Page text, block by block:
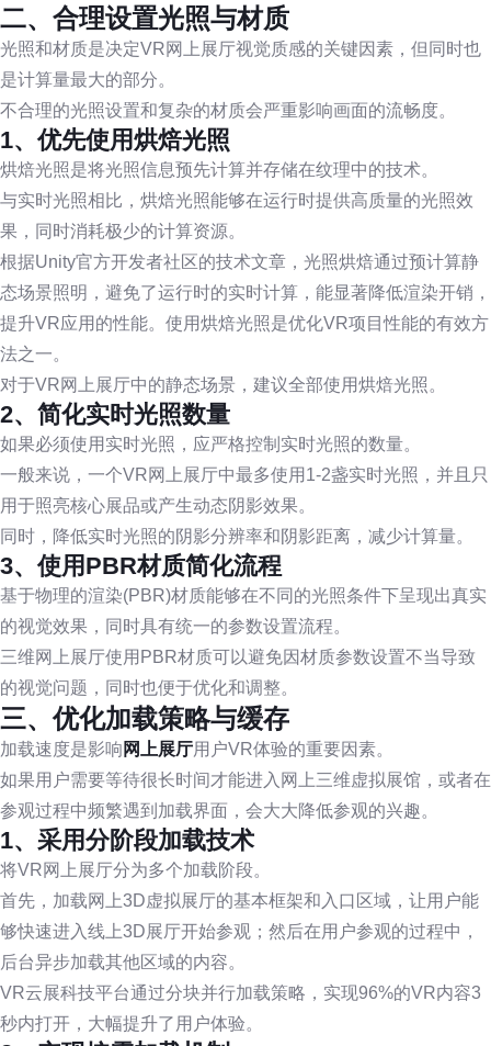
二、合理设置光照与材质
光照和材质是决定VR网上展厅视觉质感的关键因素，但同时也
是计算量最大的部分。
不合理的光照设置和复杂的材质会严重影响画面的流畅度。
1、优先使用烘焙光照
烘焙光照是将光照信息预先计算并存储在纹理中的技术。
与实时光照相比，烘焙光照能够在运行时提供高质量的光照效
果，同时消耗极少的计算资源。
根据Unity官方开发者社区的技术文章，光照烘焙通过预计算静
态场景照明，避免了运行时的实时计算，能显著降低渲染开销，
提升VR应用的性能。使用烘焙光照是优化VR项目性能的有效方
法之一。
对于VR网上展厅中的静态场景，建议全部使用烘焙光照。
2、简化实时光照数量
如果必须使用实时光照，应严格控制实时光照的数量。
一般来说，一个VR网上展厅中最多使用1-2盏实时光照，并且只
用于照亮核心展品或产生动态阴影效果。
同时，降低实时光照的阴影分辨率和阴影距离，减少计算量。
3、使用PBR材质简化流程
基于物理的渲染(PBR)材质能够在不同的光照条件下呈现出真实
的视觉效果，同时具有统一的参数设置流程。
三维网上展厅使用PBR材质可以避免因材质参数设置不当导致
的视觉问题，同时也便于优化和调整。
三、优化加载策略与缓存
加载速度是影响 网上展厅用户VR体验的重要因素。
如果用户需要等待很长时间才能进入网上三维虚拟展馆，或者在
参观过程中频繁遇到加载界面，会大大降低参观的兴趣。
1、采用分阶段加载技术
将VR网上展厅分为多个加载阶段。
首先，加载网上3D虚拟展厅的基本框架和入口区域，让用户能
够快速进入线上3D展厅开始参观；然后在用户参观的过程中，
后台异步加载其他区域的内容。
VR云展科技平台通过分块并行加载策略，实现96%的VR内容3
秒内打开，大幅提升了用户体验。